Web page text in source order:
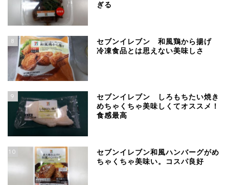
ぎる
8
セブンイレブン 和風鶏から揚げ
冷凍食品とは思えない美味しさ
9
セブンイレブン しろもちたい焼き
めちゃくちゃ美味しくてオススメ！
食感最高
10
セブンイレブン和風ハンバーグがめ
ちゃくちゃ美味い。コスパ良好